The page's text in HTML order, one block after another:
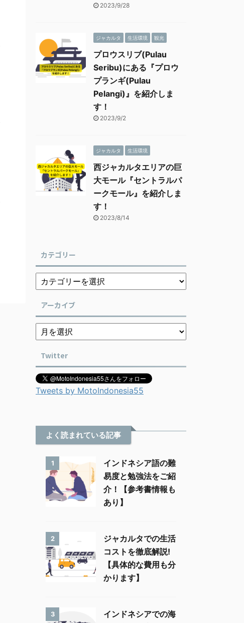
2023/9/28
ジャカルタ 生活環境 観光
プロウスリブ(Pulau
Seribu)にある『プロウ
プランギ(Pulau
Pelangi)』を紹介しま
す！
2023/9/2
ジャカルタ 生活環境
西ジャカルタエリアの巨
大モール『セントラルパ
ークモール』を紹介しま
す！
2023/8/14
カテゴリー
アーカイブ
Twitter
Tweets by MotoIndonesia55
よく読まれている記事
1
インドネシア語の難
易度と勉強法をご紹
介！【参考書情報も
あり】
2
ジャカルタでの生活
コストを徹底解説!
【具体的な費用も分
かります】
3
インドネシアでの海